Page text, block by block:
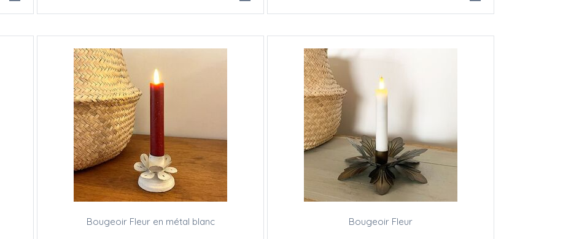
Bougeoir Fleur en métal blanc Bougeoir Fleur